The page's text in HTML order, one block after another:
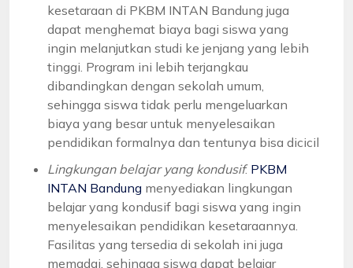
kesetaraan di PKBM INTAN Bandung juga
dapat menghemat biaya bagi siswa yang
ingin melanjutkan studi ke jenjang yang lebih
tinggi. Program ini lebih terjangkau
dibandingkan dengan sekolah umum,
sehingga siswa tidak perlu mengeluarkan
biaya yang besar untuk menyelesaikan
pendidikan formalnya dan tentunya bisa dicicil
Lingkungan belajar yang kondusif: PKBM
INTAN Bandung menyediakan lingkungan
belajar yang kondusif bagi siswa yang ingin
menyelesaikan pendidikan kesetaraannya.
Fasilitas yang tersedia di sekolah ini juga
memadai, sehingga siswa dapat belajar